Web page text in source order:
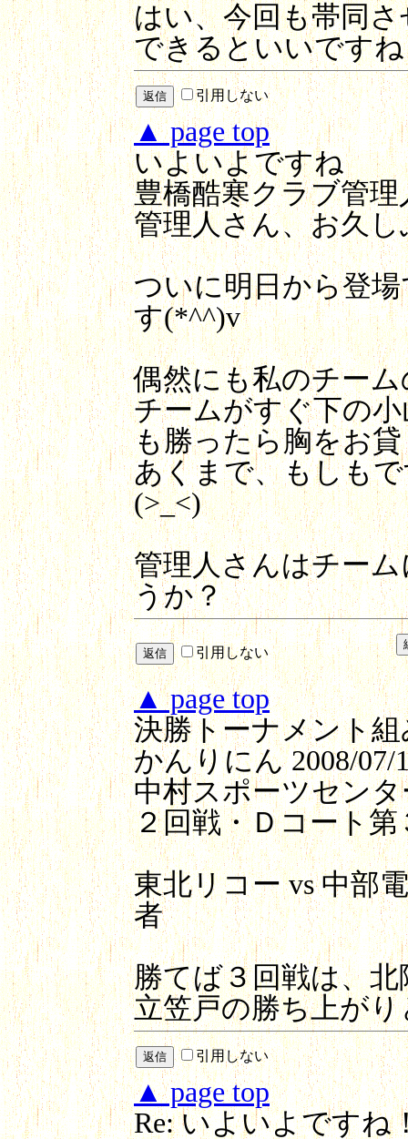
はい、今回も帯同
できるといいです
引用しない
▲ page top
いよいよですね
豊橋酷寒クラブ管
管理人さん、お久
ついに明日から登
す(*^^)v
偶然にも私のチー
チームがすぐ下の
も勝ったら胸をお
あくまで、もしも
(>_<)
管理人さんはチー
うか？
引用しない
▲ page top
決勝トーナメント
かんりにん2008/07/
中村スポーツセンタ
２回戦・Ｄコート第
東北リコー vs 中部
者
勝てば３回戦は、
立笠戸の勝ち上が
引用しない
▲ page top
Re: いよいよですね